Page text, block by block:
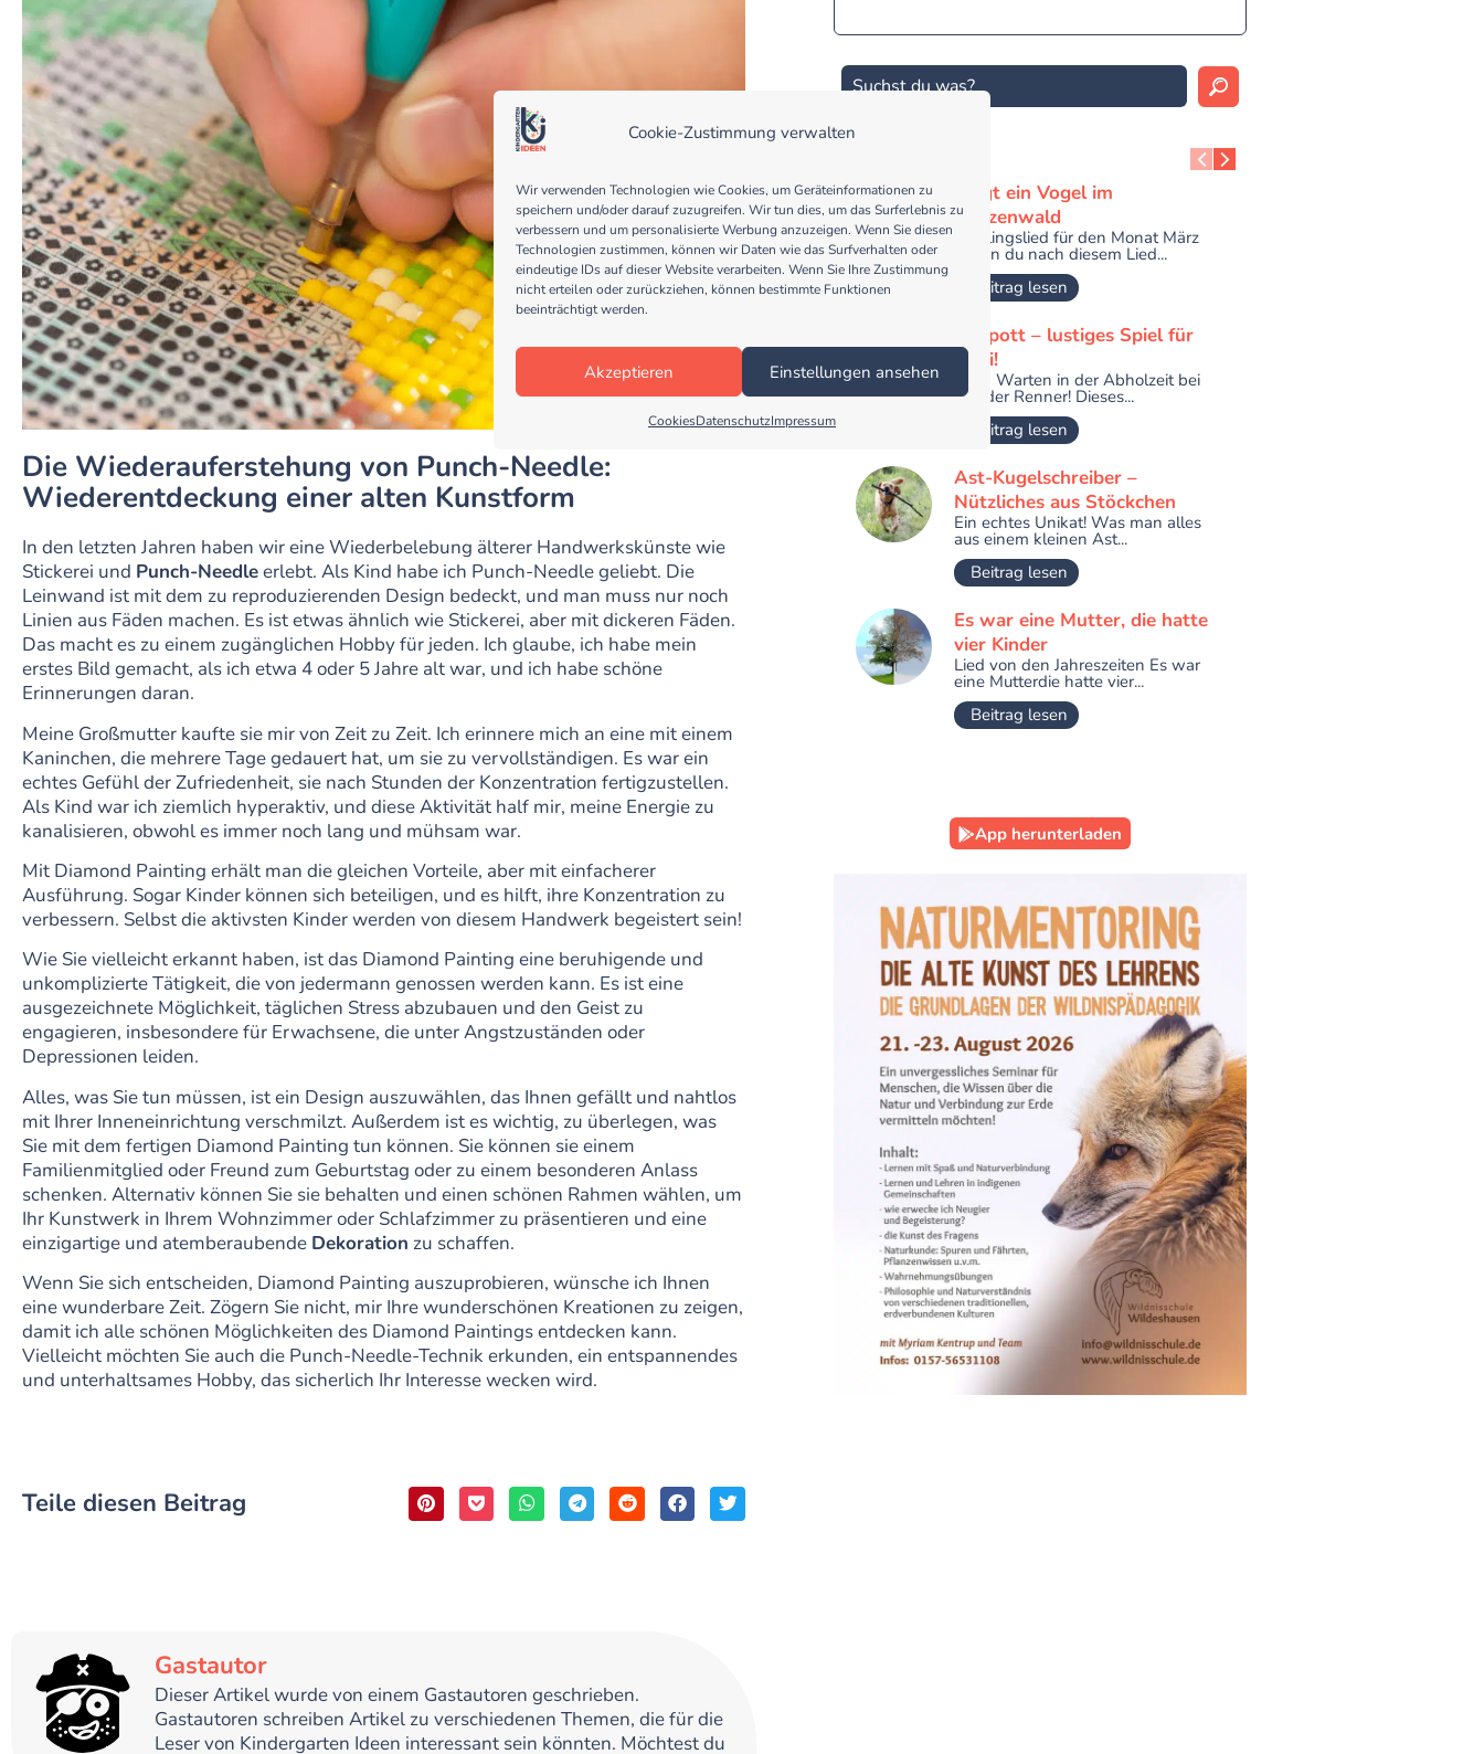
Cookie-Zustimmung verwalten
Wir verwenden Technologien wie Cookies, um Geräteinformationen zu
speichern und/oder darauf zuzugreifen. Wir tun dies, um das Surferlebnis zu
verbessern und um personalisierte Werbung anzuzeigen. Wenn Sie diesen
Technologien zustimmen, können wir Daten wie das Surfverhalten oder
eindeutige IDs auf dieser Website verarbeiten. Wenn Sie Ihre Zustimmung
nicht erteilen oder zurückziehen, können bestimmte Funktionen
beeinträchtigt werden.
Akzeptieren Einstellungen ansehen
CookiesDatenschutzImpressum
Die Wiederauferstehung von Punch-Needle:
Wiederentdeckung einer alten Kunstform
In den letzten Jahren haben wir eine Wiederbelebung älterer Handwerkskünste wie
Stickerei und Punch-Needleerlebt. Als Kind habe ich Punch-Needle geliebt. Die
Leinwand ist mit dem zu reproduzierenden Design bedeckt, und man muss nur noch
Linien aus Fäden machen. Es ist etwas ähnlich wie Stickerei, aber mit dickeren Fäden.
Das macht es zu einem zugänglichen Hobby für jeden. Ich glaube, ich habe mein
erstes Bild gemacht, als ich etwa 4 oder 5 Jahre alt war, und ich habe schöne
Erinnerungen daran.
Meine Großmutter kaufte sie mir von Zeit zu Zeit. Ich erinnere mich an eine mit einem
Kaninchen, die mehrere Tage gedauert hat, um sie zu vervollständigen. Es war ein
echtes Gefühl der Zufriedenheit, sie nach Stunden der Konzentration fertigzustellen.
Als Kind war ich ziemlich hyperaktiv, und diese Aktivität half mir, meine Energie zu
kanalisieren, obwohl es immer noch lang und mühsam war.
Mit Diamond Painting erhält man die gleichen Vorteile, aber mit einfacherer
Ausführung. Sogar Kinder können sich beteiligen, und es hilft, ihre Konzentration zu
verbessern. Selbst die aktivsten Kinder werden von diesem Handwerk begeistert sein!
Wie Sie vielleicht erkannt haben, ist das Diamond Painting eine beruhigende und
unkomplizierte Tätigkeit, die von jedermann genossen werden kann. Es ist eine
ausgezeichnete Möglichkeit, täglichen Stress abzubauen und den Geist zu
engagieren, insbesondere für Erwachsene, die unter Angstzuständen oder
Depressionen leiden.
Alles, was Sie tun müssen, ist ein Design auszuwählen, das Ihnen gefällt und nahtlos
mit Ihrer Inneneinrichtung verschmilzt. Außerdem ist es wichtig, zu überlegen, was
Sie mit dem fertigen Diamond Painting tun können. Sie können sie einem
Familienmitglied oder Freund zum Geburtstag oder zu einem besonderen Anlass
schenken. Alternativ können Sie sie behalten und einen schönen Rahmen wählen, um
Ihr Kunstwerk in Ihrem Wohnzimmer oder Schlafzimmer zu präsentieren und eine
einzigartige und atemberaubende Dekoration zu schaffen.
Wenn Sie sich entscheiden, Diamond Painting auszuprobieren, wünsche ich Ihnen
eine wunderbare Zeit. Zögern Sie nicht, mir Ihre wunderschönen Kreationen zu zeigen,
damit ich alle schönen Möglichkeiten des Diamond Paintings entdecken kann.
Vielleicht möchten Sie auch die Punch-Needle-Technik erkunden, ein entspannendes
und unterhaltsames Hobby, das sicherlich Ihr Interesse wecken wird.
Teile diesen Beitrag
Gastautor
Dieser Artikel wurde von einem Gastautoren geschrieben.
Gastautoren schreiben Artikel zu verschiedenen Themen, die für die
Leser von Kindergarten Ideen interessant sein könnten. Möchtest du
Singt ein Vogel im
Märzenwald
Frühlingslied für den Monat März
Wenn du nach diesem Lied...
Beitrag lesen
Pisspott – lustiges Spiel für
zwei!
Beim Warten in der Abholzeit bei
uns der Renner! Dieses...
Beitrag lesen
Ast-Kugelschreiber –
Nützliches aus Stöckchen
Ein echtes Unikat! Was man alles
aus einem kleinen Ast...
Beitrag lesen
Es war eine Mutter, die hatte
vier Kinder
Lied von den Jahreszeiten Es war
eine Mutterdie hatte vier...
Beitrag lesen
App herunterladen